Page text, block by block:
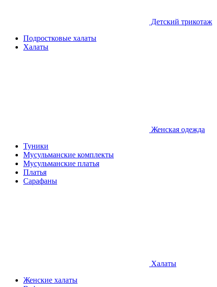
Детcкий трикотаж
Подростковые халаты
Халаты
Женская одежда
Туники
Мусульманские комплекты
Мусульманские платья
Платья
Сарафаны
Халаты
Женские халаты